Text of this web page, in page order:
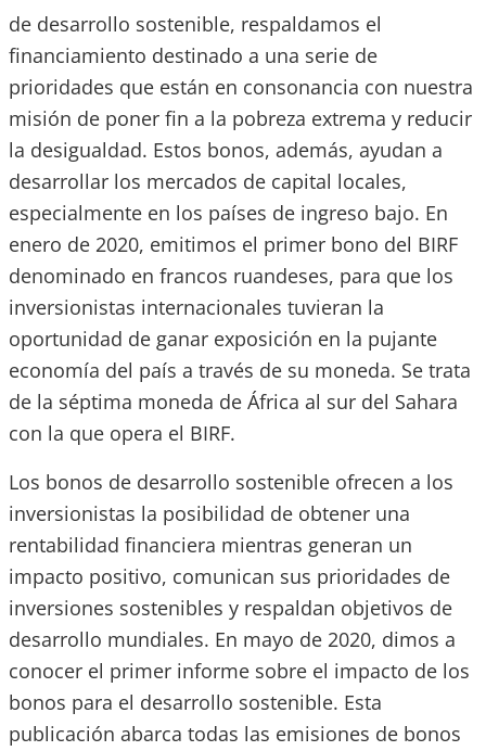
de desarrollo sostenible, respaldamos el
financiamiento destinado a una serie de
prioridades que están en consonancia con nuestra
misión de poner fin a la pobreza extrema y reducir
la desigualdad. Estos bonos, además, ayudan a
desarrollar los mercados de capital locales,
especialmente en los países de ingreso bajo. En
enero de 2020, emitimos el primer bono del BIRF
denominado en francos ruandeses, para que los
inversionistas internacionales tuvieran la
oportunidad de ganar exposición en la pujante
economía del país a través de su moneda. Se trata
de la séptima moneda de África al sur del Sahara
con la que opera el BIRF.
Los bonos de desarrollo sostenible ofrecen a los
inversionistas la posibilidad de obtener una
rentabilidad financiera mientras generan un
impacto positivo, comunican sus prioridades de
inversiones sostenibles y respaldan objetivos de
desarrollo mundiales. En mayo de 2020, dimos a
conocer el primer informe sobre el impacto de los
bonos para el desarrollo sostenible. Esta
publicación abarca todas las emisiones de bonos